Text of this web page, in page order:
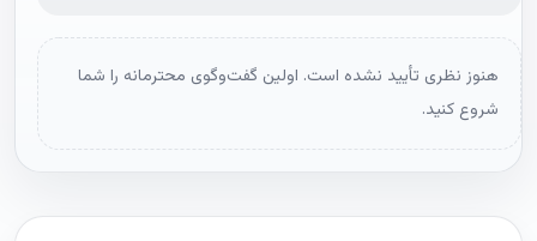
هنوز نظری تأیید نشده است. اولین گفت‌وگوی محترمانه را شما
شروع کنید.